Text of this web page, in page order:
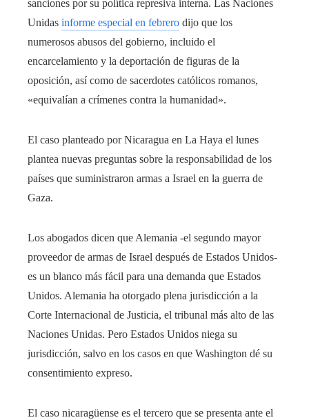
sanciones por su política represiva interna. Las Naciones
Unidas informe especial en febrero dijo que los
numerosos abusos del gobierno, incluido el
encarcelamiento y la deportación de figuras de la
oposición, así como de sacerdotes católicos romanos,
«equivalían a crímenes contra la humanidad».
El caso planteado por Nicaragua en La Haya el lunes
plantea nuevas preguntas sobre la responsabilidad de los
países que suministraron armas a Israel en la guerra de
Gaza.
Los abogados dicen que Alemania -el segundo mayor
proveedor de armas de Israel después de Estados Unidos-
es un blanco más fácil para una demanda que Estados
Unidos. Alemania ha otorgado plena jurisdicción a la
Corte Internacional de Justicia, el tribunal más alto de las
Naciones Unidas. Pero Estados Unidos niega su
jurisdicción, salvo en los casos en que Washington dé su
consentimiento expreso.
El caso nicaragüense es el tercero que se presenta ante el